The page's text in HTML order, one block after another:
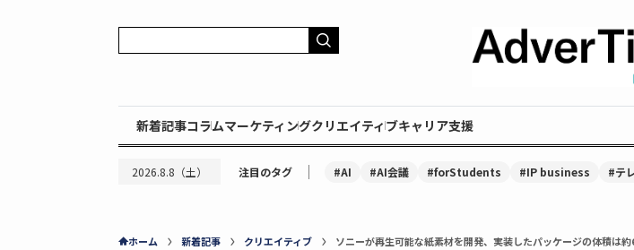
新着記事コラムマーケティングクリエイティブキャリア支援
2026.8.8（土） 注目のタグ ｜ #AI #AI会議 #forStudents #IP business #テ
ホーム 新着記事 クリエイティブ ソニーが再生可能な紙素材を開発、実装したパッケージの体積は